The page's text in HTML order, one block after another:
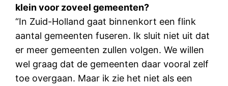
klein voor zoveel gemeenten?
“In Zuid-Holland gaat binnenkort een flink
aantal gemeenten fuseren. Ik sluit niet uit dat
er meer gemeenten zullen volgen. We willen
wel graag dat de gemeenten daar vooral zelf
toe overgaan. Maar ik zie het niet als een